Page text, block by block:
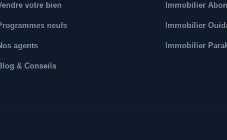
votre bien
neufs
agents
& Conseils
Immobilier
Immobilier
Immobilier